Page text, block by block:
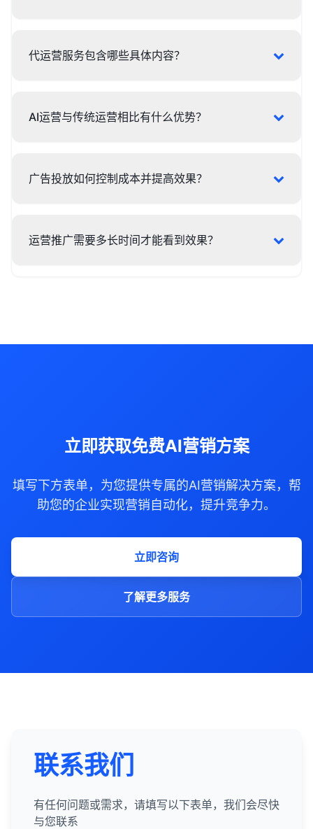
代运营服务包含哪些具体内容？
AI运营与传统运营相比有什么优势？
广告投放如何控制成本并提高效果？
运营推广需要多长时间才能看到效果？
立即获取免费AI营销方案
填写下方表单，为您提供专属的AI营销解决方案，帮
助您的企业实现营销自动化，提升竞争力。
立即咨询
了解更多服务
联系我们
有任何问题或需求，请填写以下表单，我们会尽快
与您联系